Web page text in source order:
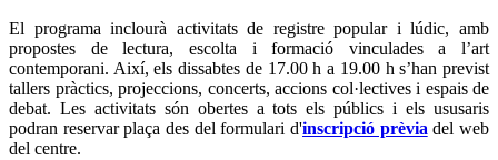
El programa inclourà activitats de registre popular i lúdic, amb
propostes de lectura, escolta i formació vinculades a l’art
contemporani. Així, els dissabtes de 17.00 h a 19.00 h s’han previst
tallers pràctics, projeccions, concerts, accions col·lectives i espais de
debat. Les activitats són obertes a tots els públics i els ususaris
podran reservar plaça des del formulari d'inscripció prèvia del web
del centre.